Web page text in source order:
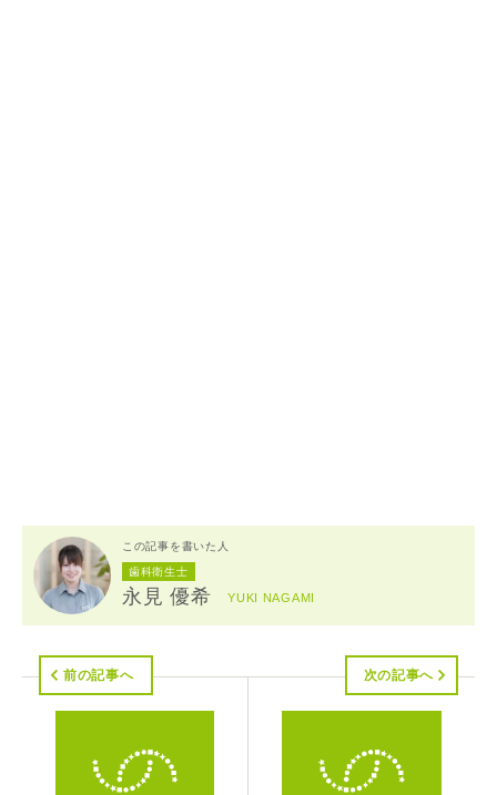
この記事を書いた人
歯科衛生士
永見 優希 YUKI NAGAMI
前の記事へ 次の記事へ